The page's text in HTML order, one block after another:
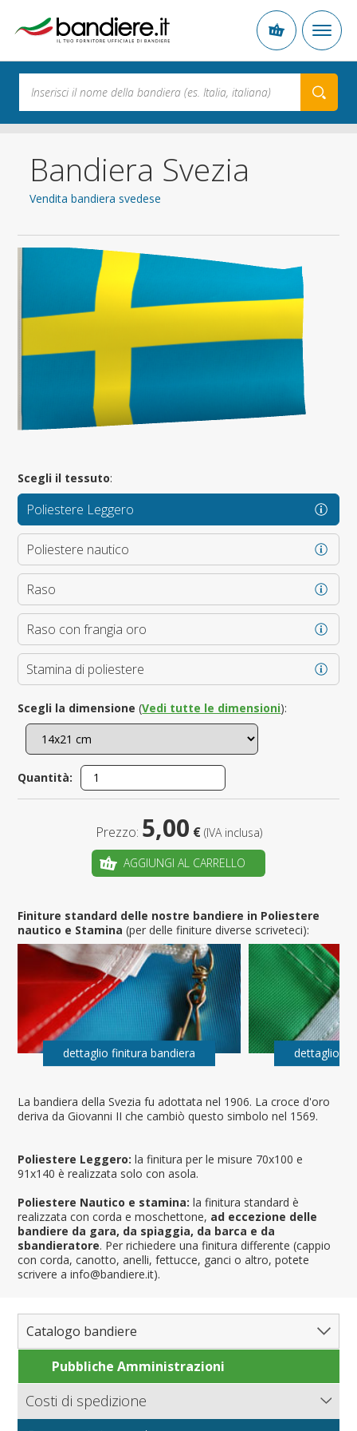
Bandiera Svezia
Vendita bandiera svedese
La bandiera della Svezia fu adottata nel 1906. La croce d'oro
deriva da Giovanni II che cambiò questo simbolo nel 1569.
Poliestere Leggero: la finitura per le misure 70x100 e
91x140 è realizzata solo con asola.
Poliestere Nautico e stamina: la finitura standard è
realizzata con corda e moschettone, ad eccezione delle
bandiere da gara, da spiaggia, da barca e da
sbandieratore. Per richiedere una finitura differente (cappio
con corda, canotto, anelli, fettucce, ganci o altro, potete
scrivere a info@bandiere.it).
Scegli il tessuto:
Poliestere Leggero
Poliestere nautico
Raso
Raso con frangia oro
Stamina di poliestere
Scegli la dimensione (Vedi tutte le dimensioni):
Quantità:
Prezzo: 5,00 € (IVA inclusa)
AGGIUNGI AL CARRELLO
Finiture standard delle nostre bandiere in Poliestere
nautico e Stamina(per delle finiture diverse scriveteci):
dettaglio finitura bandiera dettaglio
Catalogo bandiere
Bandiere del Mondo
Nord America
Regioni e Stati
Pubbliche Amministrazioni
Costi di spedizione
Bandiere.it calcola le spese di spedizione in base al peso